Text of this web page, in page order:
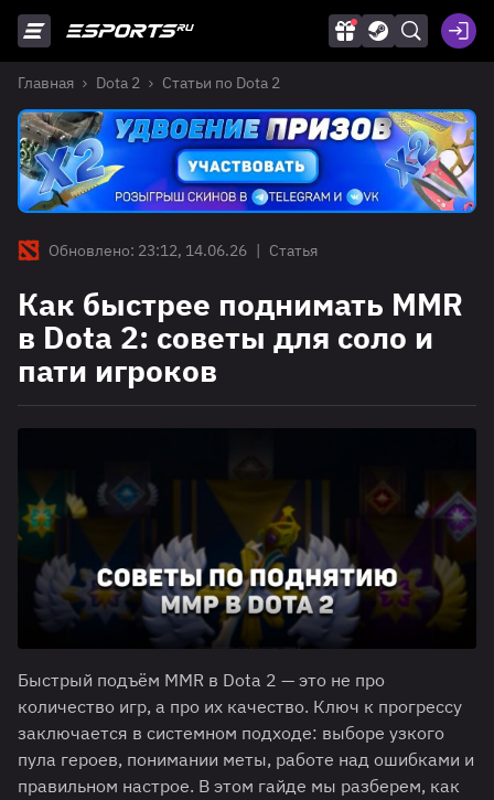
Главная Dota 2 Статьи по Dota 2
Обновлено: 23:12, 14.06.26 | Статья
Как быстрее поднимать MMR
в Dota 2: советы для соло и
пати игроков
Быстрый подъём MMR в Dota 2 — это не про
количество игр, а про их качество. Ключ к прогрессу
заключается в системном подходе: выборе узкого
пула героев, понимании меты, работе над ошибками и
правильном настрое. В этом гайде мы разберем, как